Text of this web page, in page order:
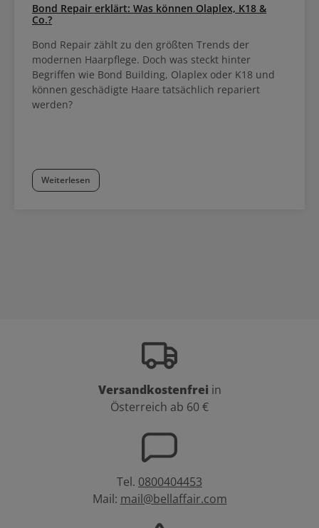
Bond Repair erklärt: Was können Olaplex, K18 &
Co.?
Bond Repair zählt zu den größten Trends der
modernen Haarpflege. Doch was steckt hinter
Begriffen wie Bond Building, Olaplex oder K18 und
können geschädigte Haare tatsächlich repariert
werden?
Weiterlesen
Versandkostenfrei in
Österreich ab 60 €
Tel. 0800404453
Mail: mail@bellaffair.com